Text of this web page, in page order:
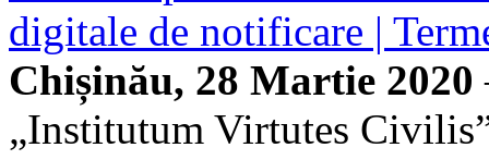
digitale de notificare |
Chișinău, 28 Martie 2020
„Institutum Virtutes